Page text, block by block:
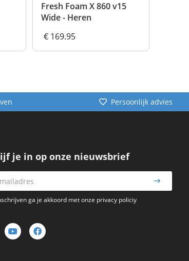
Fresh Foam X 860 v15
Wide - Heren
€ 169.95
Persoonlijk advies
je in op onze nieuwsbrief
ga je akkoord met onze privacy policiy